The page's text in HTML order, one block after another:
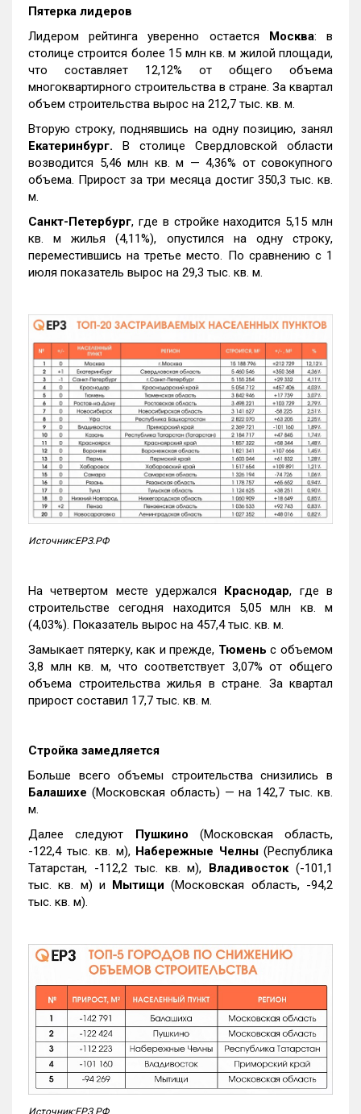
Пятерка лидеров
Лидером рейтинга уверенно остается
Москва: в
столице строится более 15 млн кв. м жилой площади,
что составляет 12,12% от общего объема
многоквартирного строительства в стране. За квартал
объем строительства вырос на 212,7 тыс. кв. м.
Вторую строку, поднявшись на одну позицию, занял
Екатеринбург.
В столице Свердловской области
возводится 5,46 млн кв. м — 4,36% от совокупного
объема. Прирост за три месяца достиг 350,3 тыс. кв.
м.
Санкт-Петербург, где в стройке находится 5,15 млн
кв. м жилья (4,11%), опустился на одну строку,
переместившись на третье место. По сравнению с 1
июля показатель вырос на 29,3 тыс. кв. м.
Источник:ЕРЗ.РФ
На четвертом месте удержался Краснодар, где в
строительстве сегодня находится 5,05 млн кв. м
(4,03%). Показатель вырос на 457,4 тыс. кв. м.
Замыкает пятерку, как и прежде, Тюмень с объемом
3,8 млн кв. м, что соответствует 3,07% от общего
объема строительства жилья в стране. За квартал
прирост составил 17,7 тыс. кв. м.
Стройка замедляется
Больше всего объемы строительства снизились в
Балашихе (Московская область) — на 142,7 тыс. кв.
м.
Далее следуют Пушкино (Московская область,
-122,4 тыс. кв. м), Набережные Челны(Республика
Татарстан, -112,2 тыс. кв. м), Владивосток(-101,1
тыс. кв. м) и Мытищи (Московская область, -94,2
тыс. кв. м).